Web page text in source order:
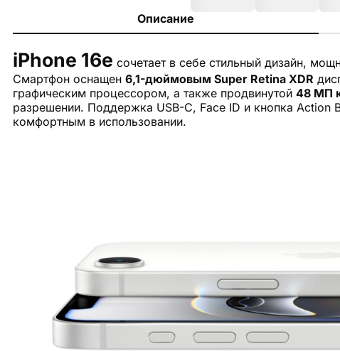
Описание
iPhone 16e сочетает в себе стильный дизайн,
Смартфон оснащен 6,1-дюймовым Super Retina XDR
графическим процессором, а также продвинутой 48 МП
разрешении. Поддержка USB-C, Face ID и кнопка Action
комфортным в использовании.